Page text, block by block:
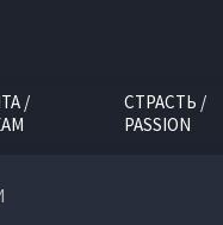
/
СТРАСТЬ /
PASSION